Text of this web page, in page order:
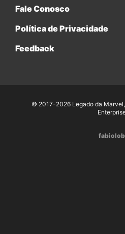
Fale Conosco
Política de Privacidade
Feedback
© 2017-2026 Legado da